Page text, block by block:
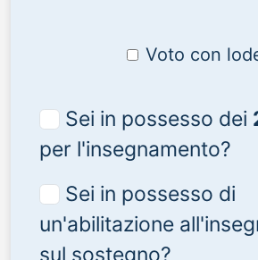
Voto con
Sei in possesso dei
per l'insegnamento?
Sei in possesso di
un'abilitazione
sul sostegno?